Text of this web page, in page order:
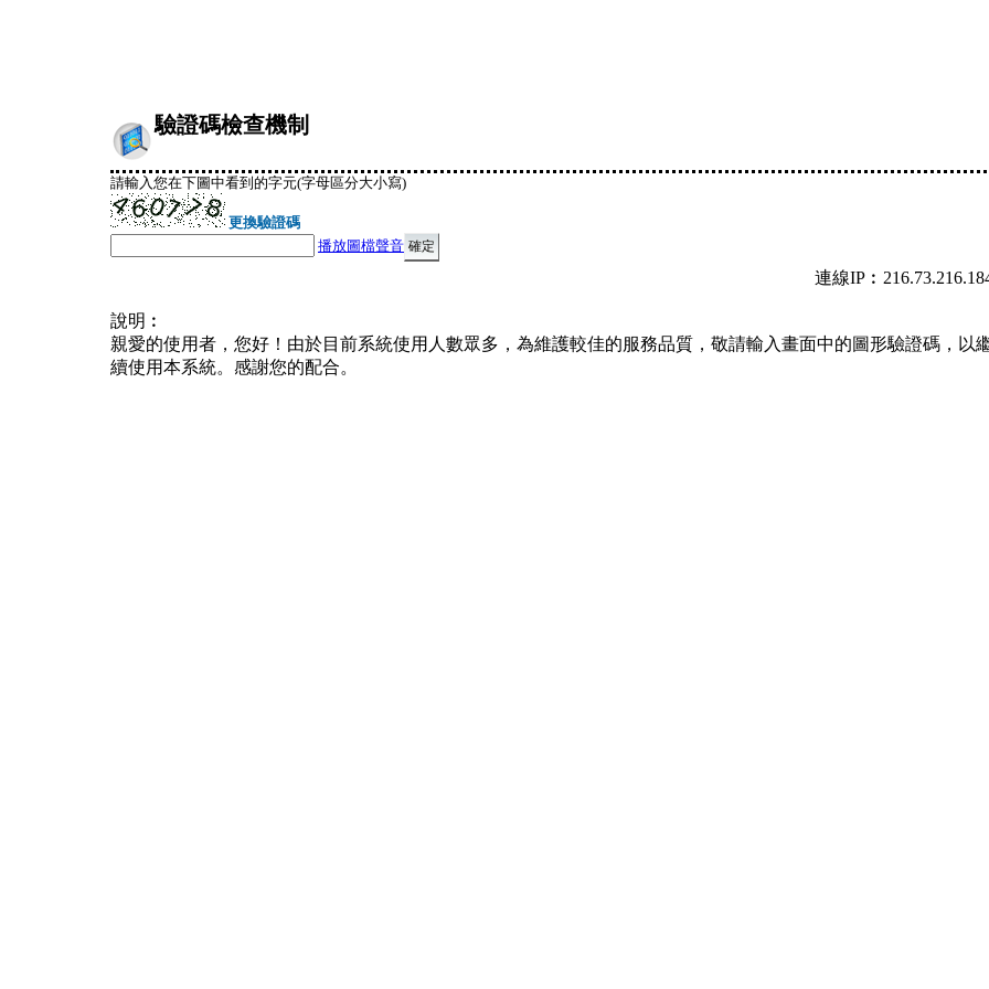
驗證碼檢查機制
請輸入您在下圖中看到的字元(字母區分大小寫)
更換驗證碼
播放圖檔聲音
連線
說明︰
親愛的使用者，您好！由於目前系統使用人數眾多，為維護較佳的服務品質，敬請輸入畫面中的圖形驗證碼，以
續使用本系統。感謝您的配合。